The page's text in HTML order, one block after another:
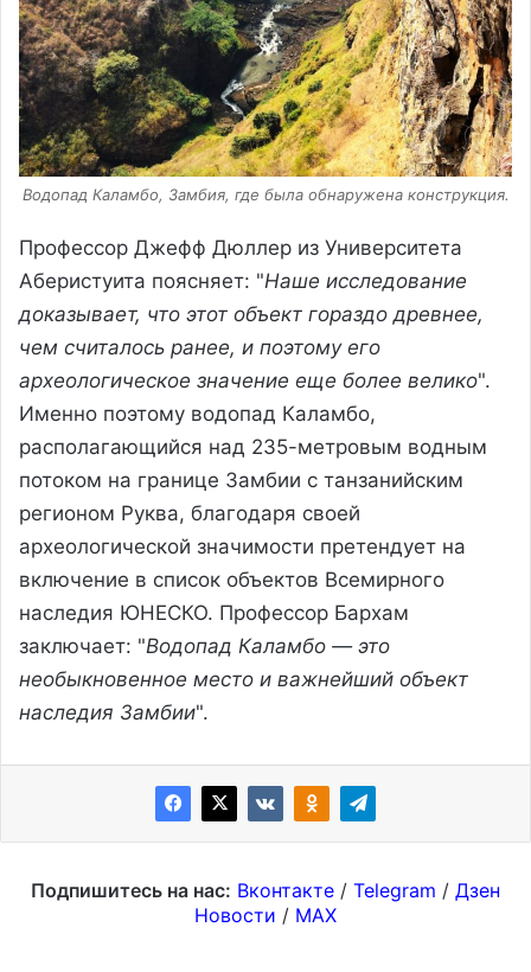
Водопад Каламбо, Замбия, где была обнаружена конструкция.
Профессор Джефф Дюллер из Университета
Аберистуита поясняет: "Наше исследование
доказывает, что этот объект гораздо древнее,
чем считалось ранее, и поэтому его
археологическое значение еще более велико".
Именно поэтому водопад Каламбо,
располагающийся над 235-метровым водным
потоком на границе Замбии с танзанийским
регионом Руква, благодаря своей
археологической значимости претендует на
включение в список объектов Всемирного
наследия ЮНЕСКО. Профессор Бархам
заключает: "Водопад Каламбо — это
необыкновенное место и важнейший объект
наследия Замбии".
Подпишитесь на нас: Вконтакте / Telegram / Дзен
Новости / MAX